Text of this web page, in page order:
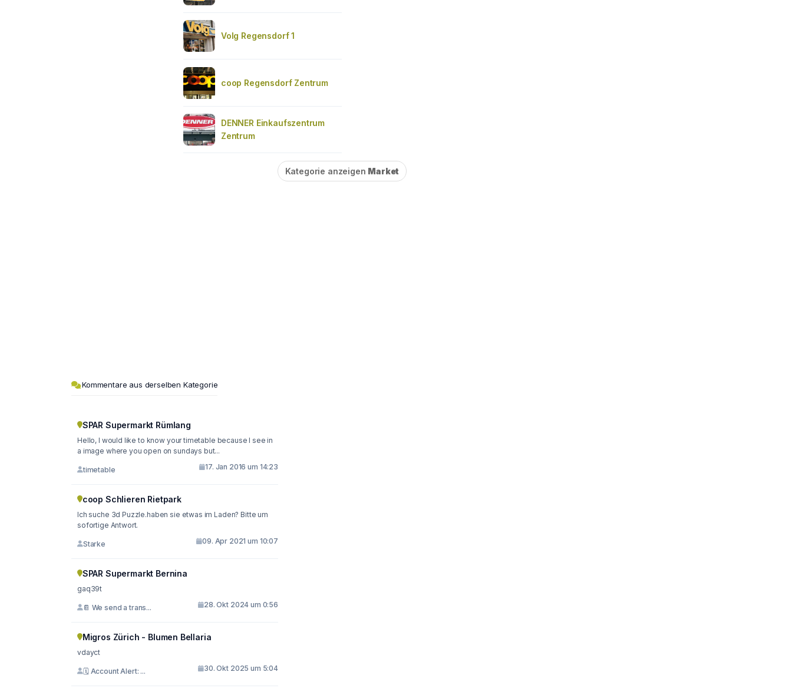
Volg Regensdorf 1
coop Regensdorf Zentrum
DENNER Einkaufszentrum
Zentrum
Kategorie anzeigen Market
Kommentare aus derselben Kategorie
SPAR Supermarkt Rümlang
Hello, I would like to know your timetable because I see in
a image where you open on sundays but...
timetable 17. Jan 2016 um 14:23
coop Schlieren Rietpark
Ich suche 3d Puzzle.haben sie etwas im Laden? Bitte um
sofortige Antwort.
Starke 09. Apr 2021 um 10:07
SPAR Supermarkt Bernina
gaq39t
📔 We send a trans... 28. Okt 2024 um 0:56
Migros Zürich - Blumen Bellaria
vdayct
🗓 Account Alert: ... 30. Okt 2025 um 5:04